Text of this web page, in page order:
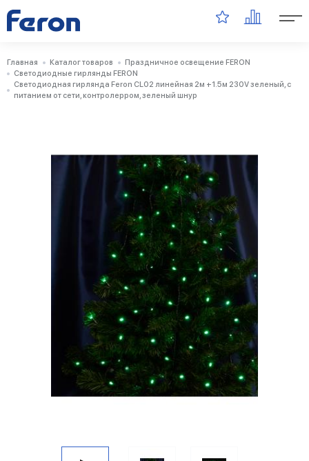
Главная Каталог товаров
Праздничное освещение FERON
Светодиодные гирлянды FERON
Светодиодная гирлянда Feron CL02 линейная 2м +1.5м 230V зеленый, c
питанием от сети, контролерром, зеленый шнур